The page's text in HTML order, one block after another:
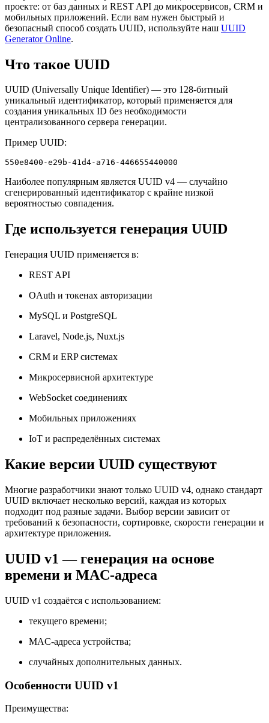
проекте: от баз данных и REST API до микросервисов, CRM и
мобильных приложений. Если вам нужен быстрый и
безопасный способ создать UUID, используйте наш UUID
Generator Online.
Что такое UUID
UUID (Universally Unique Identifier) — это 128-битный
уникальный идентификатор, который применяется для
создания уникальных ID без необходимости
централизованного сервера генерации.
Пример UUID:
550e8400-e29b-41d4-a716-446655440000
Наиболее популярным является UUID v4 — случайно
сгенерированный идентификатор с крайне низкой
вероятностью совпадения.
Где используется генерация UUID
Генерация UUID применяется в:
REST API
OAuth и токенах авторизации
MySQL и PostgreSQL
Laravel, Node.js, Nuxt.js
CRM и ERP системах
Микросервисной архитектуре
WebSocket соединениях
Мобильных приложениях
IoT и распределённых системах
Какие версии UUID существуют
Многие разработчики знают только UUID v4, однако стандарт
UUID включает несколько версий, каждая из которых
подходит под разные задачи. Выбор версии зависит от
требований к безопасности, сортировке, скорости генерации и
архитектуре приложения.
UUID v1 — генерация на основе
времени и MAC-адреса
UUID v1 создаётся с использованием:
текущего времени;
MAC-адреса устройства;
случайных дополнительных данных.
Особенности UUID v1
Преимущества: